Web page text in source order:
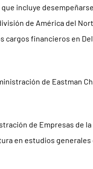
incluye
de América del
cargos financieros en
de Eastman
de Empresas de la
en estudios generales